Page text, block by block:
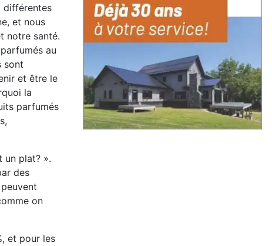
différentes
et nous
notre santé.
au
sont
et être le
la
parfumés
un plat? ».
des
on
et pour les